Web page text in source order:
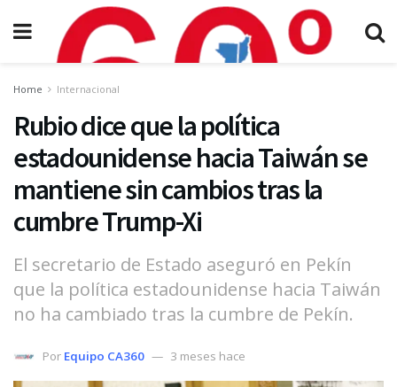
Home Internacional
Rubio dice que la política
estadounidense hacia Taiwán se
mantiene sin cambios tras la
cumbre Trump-Xi
El secretario de Estado aseguró en Pekín
que la política estadounidense hacia Taiwán
no ha cambiado tras la cumbre de Pekín.
Por Equipo CA360 3 meses hace